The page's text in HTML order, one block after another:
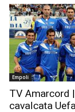
Empoli
TV Amarcord
cavalcata